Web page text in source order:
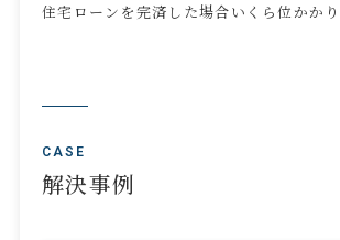
住宅ローンを完済した場合いくら位かか
CASE
解決事例